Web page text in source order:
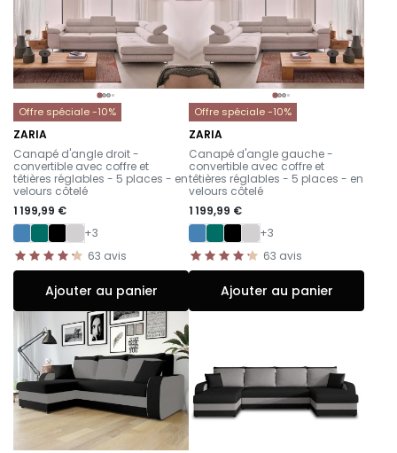
Offre spéciale -10%
ZARIA
-
Canapé d'angle droit -
convertible avec coffre et
têtières réglables - 5 places - en
velours côtelé
1 199,99 €
+3
63 avis
Ajouter au panier
Offre spéciale -10%
ZARIA
-
Canapé d'angle gauche -
convertible avec coffre et
têtières réglables - 5 places - en
velours côtelé
1 199,99 €
+3
63 avis
Ajouter au panier